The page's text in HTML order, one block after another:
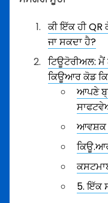
ਕੀ ਇੱਕ ਹੀ QR
ਜਾ ਸਕਦਾ ਹੈ?
ਟਿਊਟੋਰੀਅਲ:
ਕਿਊਆਰ ਕੋਡ
ਆਪਣੇ
ਆਵਸ਼ਕ
5. ਇੱਕ